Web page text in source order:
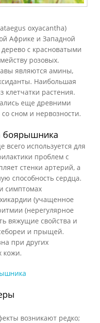
oxyacantha)
Африке и Западной
с красноватыми
розовых.
являются амины,
Наибольшая
клетчатки растения.
еще древними
сном и нервозности.
боярышника
используется для
проблем с
стенки артерий, а
способность сердца.
симптомах
(учащенное
(нерегулярное
вяжущие свойства и
и прыщей.
при других
кожи.
возникают редко;